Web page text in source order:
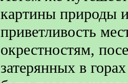
картины природы
приветливость
окрестностям,
затерянных в